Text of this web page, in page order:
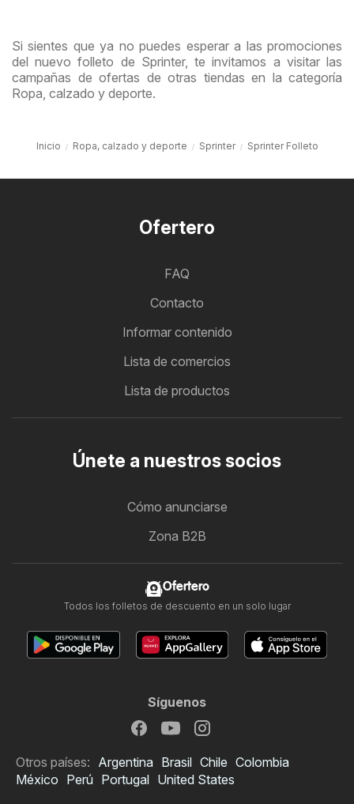
Si sientes que ya no puedes esperar a las promociones
del nuevo folleto de Sprinter, te invitamos a visitar las
campañas de ofertas de otras tiendas en la categoría
Ropa, calzado y deporte.
Inicio Ropa, calzado y deporte Sprinter Sprinter Folleto
Ofertero
FAQ
Contacto
Informar contenido
Lista de comercios
Lista de productos
Únete a nuestros socios
Cómo anunciarse
Zona B2B
Ofertero
Todos los folletos de descuento en un solo lugar
Síguenos
Otros países: Argentina Brasil Chile Colombia
México Perú Portugal United States